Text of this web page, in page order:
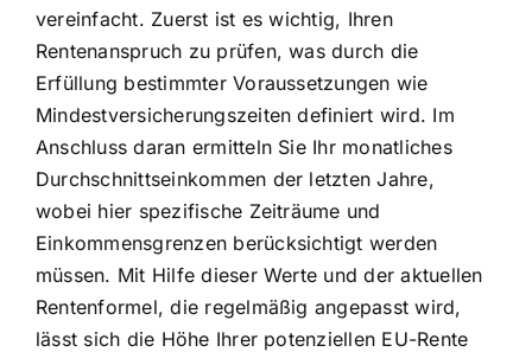
vereinfacht. Zuerst ist es wichtig, Ihren
Rentenanspruch zu prüfen, was durch die
Erfüllung bestimmter Voraussetzungen wie
Mindestversicherungszeiten definiert wird. Im
Anschluss daran ermitteln Sie Ihr monatliches
Durchschnittseinkommen der letzten Jahre,
wobei hier spezifische Zeiträume und
Einkommensgrenzen berücksichtigt werden
müssen. Mit Hilfe dieser Werte und der aktuellen
Rentenformel, die regelmäßig angepasst wird,
lässt sich die Höhe Ihrer potenziellen EU-Rente